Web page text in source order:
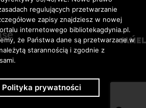
Zaloguj Dostępność
Adomyślna czcionka
Awiększa czcionka
Aduża czcionka
KONTRAST:
ZWIĘKSZ
ODSTĘPY
W
regulujących przetwarzanie
zapisy znajdziesz w nowej
internetowego bibliotekagdynia.pl.
że Państwa dane są przetwarzane w
starannością i zgodnie z
Polityka prywatności